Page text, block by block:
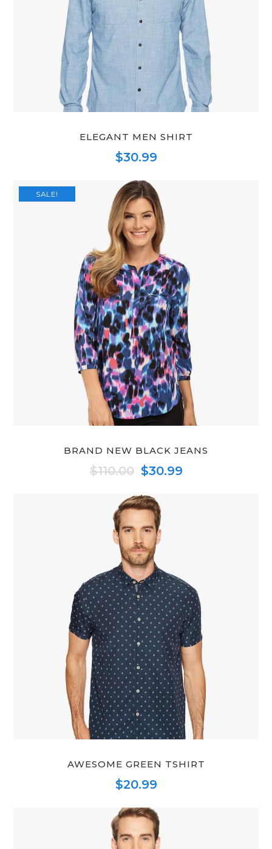
ELEGANT MEN SHIRT
$30.99
SALE!
BRAND NEW BLACK JEANS
$110.00 Original
price
was:
$110.00.
$30.99Current
AWESOME GREEN TSHIRT
$20.99